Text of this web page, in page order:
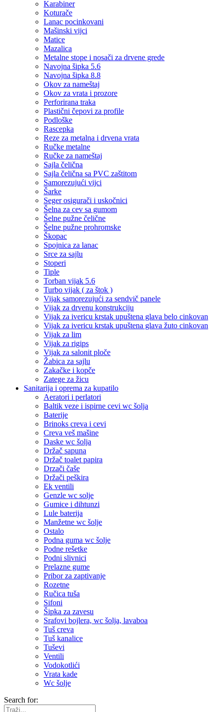
Karabiner
Koturače
Lanac pocinkovani
Mašinski vijci
Matice
Mazalica
Metalne stope i nosači za drvene grede
Navojna šipka 5.6
Navojna šipka 8.8
Okov za nameštaj
Okov za vrata i prozore
Perforirana traka
Plastični čepovi za profile
Podloške
Rascepka
Reze za metalna i drvena vrata
Ručke metalne
Ručke za nameštaj
Sajla čelična
Sajla čelična sa PVC zaštitom
Samorezujući vijci
Šarke
Seger osigurači i uskočnici
Šelna za cev sa gumom
Šelne pužne čelične
Šelne pužne prohromske
Škopac
Spojnica za lanac
Srce za sajlu
Stoperi
Tiple
Torban vijak 5.6
Turbo vijak ( za štok )
Vijak samorezujući za sendvič panele
Vijak za drvenu konstrukciju
Vijak za ivericu krstak upuštena glava belo cinkovan
Vijak za ivericu krstak upuštena glava žuto cinkovan
Vijak za lim
Vijak za rigips
Vijak za salonit ploče
Žabica za sajlu
Zakačke i kopče
Zatege za žicu
Sanitarija i oprema za kupatilo
Aeratori i perlatori
Baltik veze i ispirne cevi wc šolja
Baterije
Brinoks creva i cevi
Creva veš mašine
Daske wc šolja
Držač sapuna
Držač toalet papira
Drzači čaše
Držači peškira
Ek ventili
Genzle wc solje
Gumice i dihtunzi
Lule baterija
Manžetne wc šolje
Ostalo
Podna guma wc šolje
Podne rešetke
Podni slivnici
Prelazne gume
Pribor za zaptivanje
Rozetne
Ručica tuša
Sifoni
Šipka za zavesu
Srafovi bojlera, wc šolja, lavaboa
Tuš creva
Tuš kanalice
Tuševi
Ventili
Vodokotlići
Vrata kade
Wc šolje
Search for: